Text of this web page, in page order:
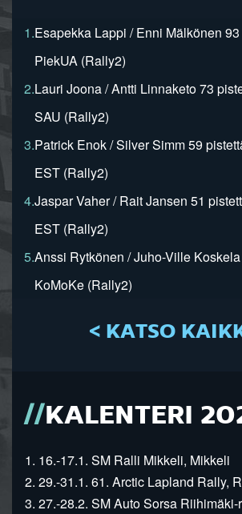
1.Esapekka Lappi / Enni Mälkönen
PiekUA (Rally2)
2.Lauri Joona / Antti Linnaketo 73
SAU (Rally2)
3.Patrick Enok / Silver Simm 59
EST (Rally2)
4.Jaspar Vaher / Rait Jansen 51
EST (Rally2)
5.Anssi Rytkönen / Juho-Ville
KoMoKe (Rally2)
< KATSO
KALENTERI
1. 16.-17.1. SM Ralli Mikkeli, Mikkeli
2. 29.-31.1. 61. Arctic Lapland Rally,
3. 27.-28.2. SM Auto Sorsa